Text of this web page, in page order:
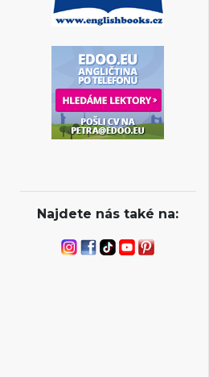
Najdete nás také na: